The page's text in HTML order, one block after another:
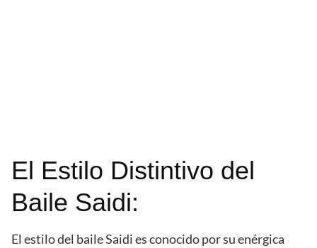
El Estilo Distintivo del
Baile Saidi:
El estilo del baile Saidi es conocido por su enérgica